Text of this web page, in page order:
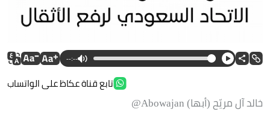
--:--
تابع قناة عكاظ على الواتساب
خالد آل مريّح (أبها) Abowajan@